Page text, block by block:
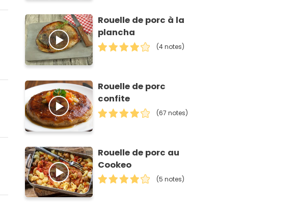
Rouelle de porc à la
plancha
(4 notes)
Rouelle de porc
confite
(67 notes)
Rouelle de porc au
Cookeo
(5 notes)